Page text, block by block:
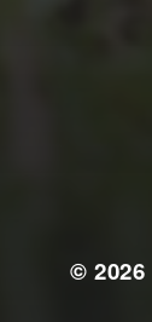
© 2026